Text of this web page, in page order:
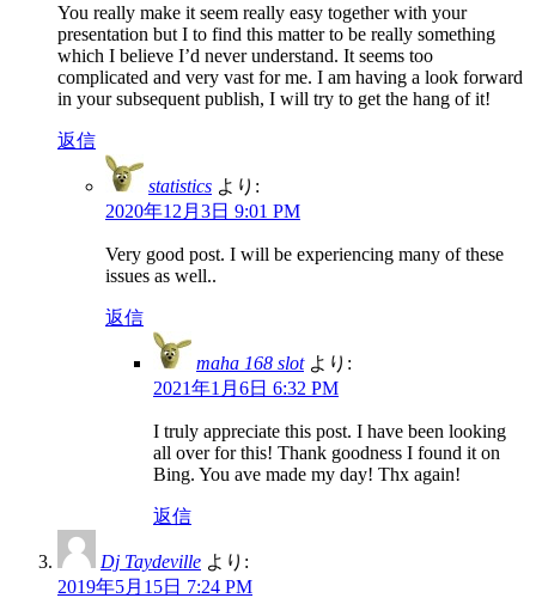
You really make it seem really easy together with your
presentation but I to find this matter to be really something
which I believe I’d never understand. It seems too
complicated and very vast for me. I am having a look forward
in your subsequent publish, I will try to get the hang of it!
返信
statistics より:
2020年12月3日 9:01 PM
Very good post. I will be experiencing many of these
issues as well..
返信
maha 168 slot より:
2021年1月6日 6:32 PM
I truly appreciate this post. I have been looking
all over for this! Thank goodness I found it on
Bing. You ave made my day! Thx again!
返信
Dj Taydeville より:
2019年5月15日 7:24 PM